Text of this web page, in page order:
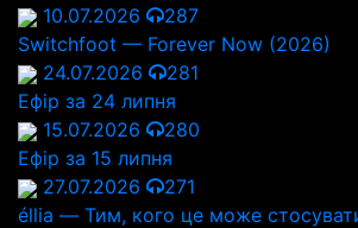
10.07.2026
287
Switchfoot — Forever Now (2026)
24.07.2026
281
Ефір за 24 липня
15.07.2026
280
Ефір за 15 липня
27.07.2026
271
éllia — Тим, кого це може